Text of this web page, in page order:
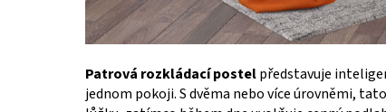
Patrová rozkládací postelpředstavuje
jednom pokoji. S dvěma nebo více úrovněmi,